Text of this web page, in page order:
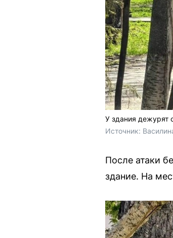
У здания дежурят
Источник:
После атаки
здание. На